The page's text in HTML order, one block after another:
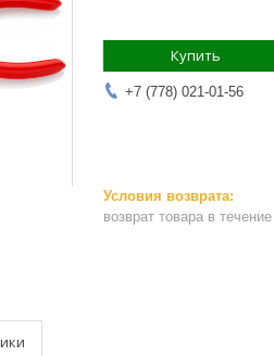
Купить
+7 (778) 021-01-56
возврат товара в